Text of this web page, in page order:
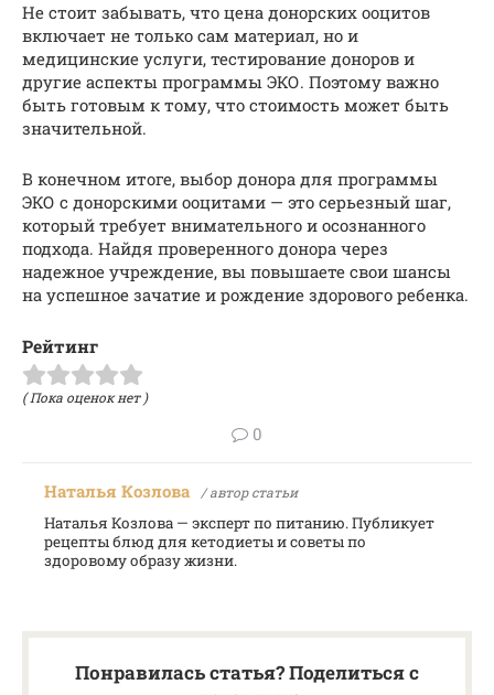
Не стоит забывать, что цена донорских ооцитов
включает не только сам материал, но и
медицинские услуги, тестирование доноров и
другие аспекты программы ЭКО. Поэтому важно
быть готовым к тому, что стоимость может быть
значительной.
В конечном итоге, выбор донора для программы
ЭКО с донорскими ооцитами — это серьезный шаг,
который требует внимательного и осознанного
подхода. Найдя проверенного донора через
надежное учреждение, вы повышаете свои шансы
на успешное зачатие и рождение здорового ребенка.
Рейтинг
( Пока оценок нет )
0
Наталья Козлова / автор статьи
Наталья Козлова — эксперт по питанию. Публикует
рецепты блюд для кетодиеты и советы по
здоровому образу жизни.
Понравилась статья? Поделиться с